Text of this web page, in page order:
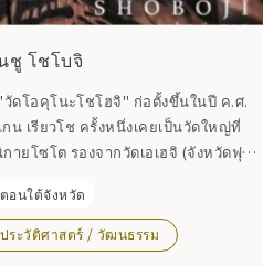
ชู โชโบจิ
ดโอคุโนะโชโฮจิ" ก่อตั้งขึ้นในปี ค.ศ.
น เรียวโช ครั้งหนึ่งเคยเป็นวัดใหญ่ที่
ยโซโต รองจากวัดเอเฮจิ (จังหวัดฟุ
กันเพื่อเข้ารับการอบรมอันเข้มข้นที่นี่
ไปด้วยบรรยากาศที่ดูเหมือนเวลาจะ
งงอและหลังคาฟางของห้องบรรยาย
อนใต้จังหวัด
ประวัติศาสตร์ / วัฒนธรรม